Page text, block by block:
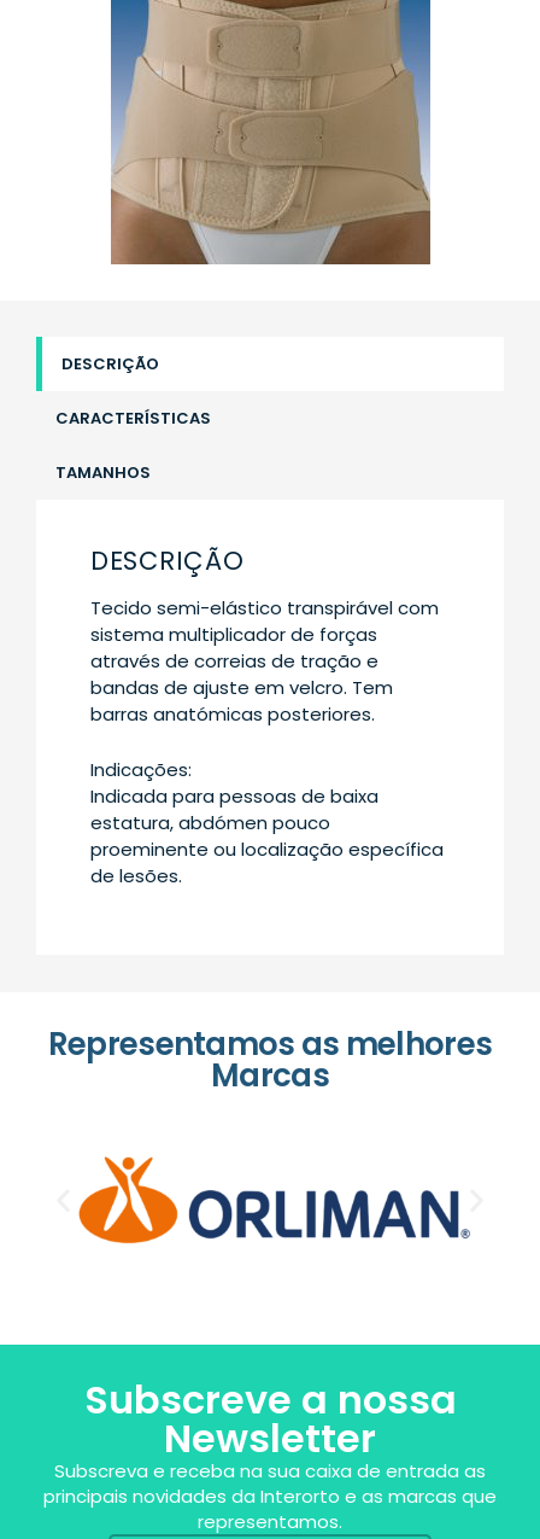
DESCRIÇÃO
CARACTERÍSTICAS
TAMANHOS
DESCRIÇÃO
Tecido semi-elástico transpirável com
sistema multiplicador de forças
através de correias de tração e
bandas de ajuste em velcro. Tem
barras anatómicas posteriores.
Indicações:
Indicada para pessoas de baixa
estatura, abdómen pouco
proeminente ou localização específica
de lesões.
Representamos as melhores
Marcas
Subscreve a nossa
Newsletter
Subscreva e receba na sua caixa de entrada as
principais novidades da Interorto e as marcas que
representamos.